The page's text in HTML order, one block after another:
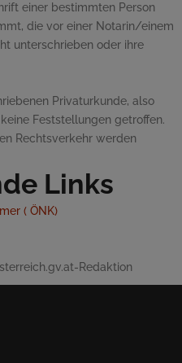
einer bestimmten Person
die vor einer Notarin/einem
unterschrieben oder ihre
Privaturkunde, also
Feststellungen getroffen.
Rechtsverkehr werden
Links
( ÖNK)
Redaktion